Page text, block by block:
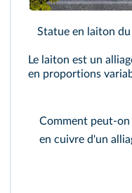
Statue en laiton
Le laiton est un
en proportions
Comment peut-
en cuivre d'un